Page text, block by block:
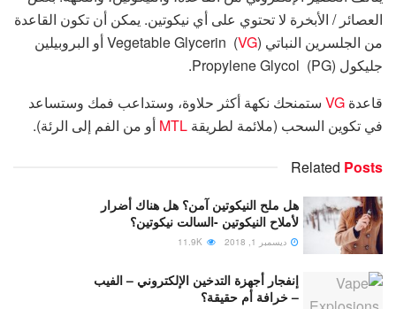
العصائر / الأبخرة لا تحتوي على أي نيكوتين. يمكن أن تكون القاعدة
من الجلسرين النباتي (Vegetable Glycerin (VG
أو البروبيلين
جليكول (Propylene Glycol (PG.
قاعدة VG ستمنحك نكهة أكثر حلاوة، وستداعب فمك وستساعد
في تكوين السحب (ملائمة لطريقة MTL أو من الفم إلى الرئة).
Related Posts
هل ملح النيكوتين آمن؟ هل هناك أضرار
لأملاح النيكوتين -السالت نيكوتين؟
ديسمبر 1, 2018
إنفجار أجهزة التدخين الإلكتروني – الفيب
– خرافة أم حقيقة؟